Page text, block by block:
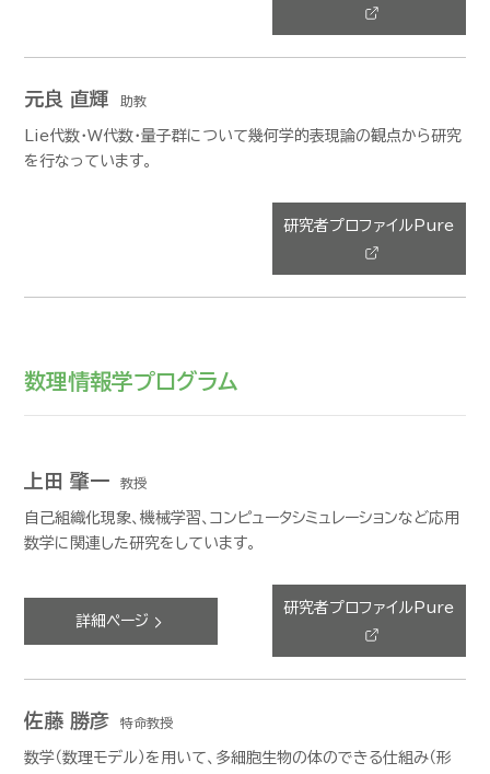
元良 直輝 助教
Lie代数・W代数・量子群について幾何学的表現論の観点から研究
を行なっています。
研究者プロファイルPure
数理情報学プログラム
上田 肇一 教授
自己組織化現象、機械学習、コンピュータシミュレーションなど応用
数学に関連した研究をしています。
詳細ページ
研究者プロファイルPure
佐藤 勝彦 特命教授
数学（数理モデル）を用いて、多細胞生物の体のできる仕組み（形